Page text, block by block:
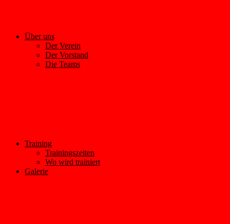
Über uns
Der Verein
Der Vorstand
Die Teams
Training
Trainingszeiten
Wo wird trainiert
Galerie